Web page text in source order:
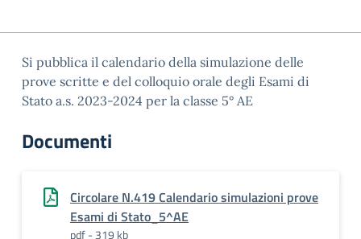
Si pubblica il calendario della simulazione delle
prove scritte e del colloquio orale degli Esami di
Stato a.s. 2023-2024 per la classe 5° AE
Documenti
Circolare N.419 Calendario simulazioni prove
Esami di Stato_5^AE
pdf - 319 kb